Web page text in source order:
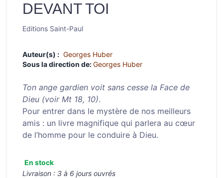
DEVANT TOI
Editions Saint-Paul
Auteur(s) : Georges Huber
Sous la direction de:Georges Huber
Ton ange gardien voit sans cesse la Face de
Dieu (voir Mt 18, 10).
Pour entrer dans le mystère de nos meilleurs
amis : un livre magnifique qui parlera au cœur
de l’homme pour le conduire à Dieu.
En stock
Livraison : 3 à 6 jours ouvrés